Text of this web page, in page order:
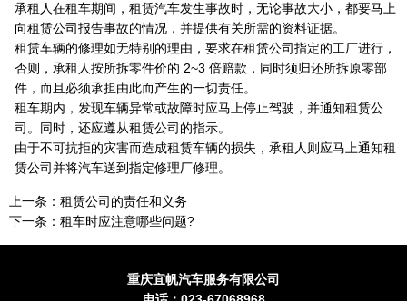
承租人在租车期间，租赁汽车发生事故时，无论事故大小，都要马上
向租赁公司报告事故的情况，并提供有关所需的资料证据。
租赁车辆的修理如无特别的理由，要求在租赁公司指定的工厂进行，
否则，承租人按所拆零件价的 2~3 倍赔款，同时须归还所拆原零部
件，而且必须承担由此而产生的一切责任。
租车期内，发现车辆异常或故障时应马上停止驾驶，并通知租赁公
司。同时，还应遵从租赁公司的指示。
由于不可抗拒的灾害而造成租赁车辆的损失，承租人则应马上通知租
赁公司并将汽车送到指定修理厂修理。
上一条： 租赁公司的责任和义务
下一条： 租车时应注意哪些问题?
重庆宜帆汽车服务有限公司